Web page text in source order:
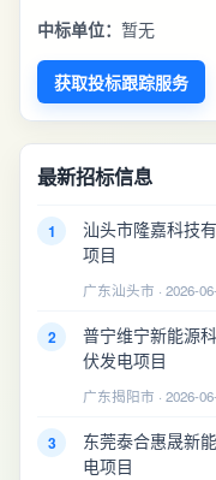
中标单位： 暂无
获取投标跟踪服务
最新招标信息
1
汕头市隆嘉科技
项目
广东汕头市 · 2026-
2
普宁维宁新能源
伏发电项目
广东揭阳市 · 2026-
3
东莞泰合惠晟新
电项目